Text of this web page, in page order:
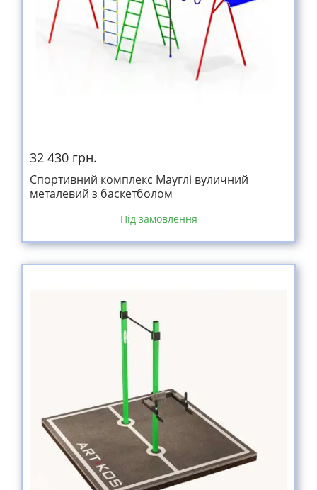
32 430 грн.
Спортивний комплекс Мауглі вуличний
металевий з баскетболом
Під замовлення